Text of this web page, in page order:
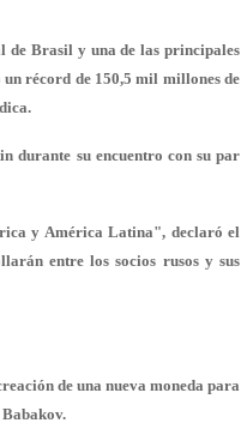
de Brasil y una de las principales
récord de 150,5 mil millones de
durante su encuentro con su par
y América Latina", declaró el
entre los socios rusos y sus
de una nueva moneda para